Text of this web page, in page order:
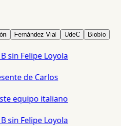
Fernández Vial UdeC Biobío
sin Felipe Loyola
de Carlos
equipo italiano
sin Felipe Loyola